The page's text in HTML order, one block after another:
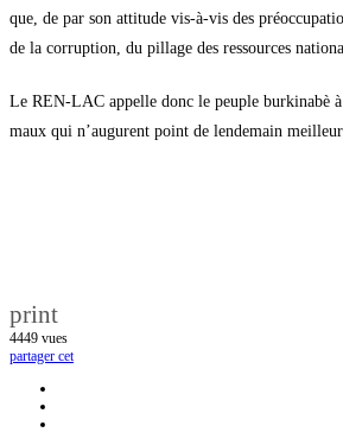
que, de par son attitude vis-à-vis des
de la corruption, du pillage des ressources
Le REN-LAC appelle donc le peuple burkinabè
maux qui n’augurent point de lendemain
print
4449 vues
partager cet